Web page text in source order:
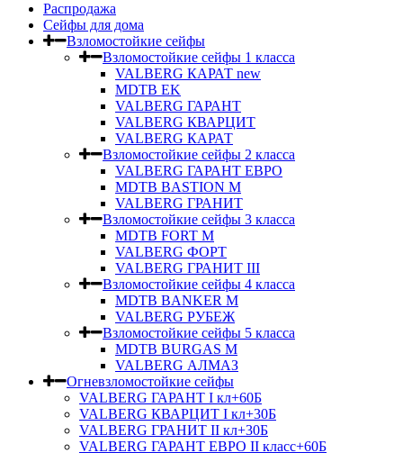
Распродажа
Сейфы для дома
Взломостойкие сейфы
Взломостойкие сейфы 1 класса
VALBERG КАРАТ new
MDTB EK
VALBERG ГАРАНТ
VALBERG КВАРЦИТ
VALBERG КАРАТ
Взломостойкие сейфы 2 класса
VALBERG ГАРАНТ ЕВРО
MDTB BASTION M
VALBERG ГРАНИТ
Взломостойкие сейфы 3 класса
MDTB FORT M
VALBERG ФОРТ
VALBERG ГРАНИТ III
Взломостойкие сейфы 4 класса
MDTB BANKER M
VALBERG РУБЕЖ
Взломостойкие сейфы 5 класса
MDTB BURGAS M
VALBERG АЛМАЗ
Огневзломостойкие сейфы
VALBERG ГАРАНТ I кл+60Б
VALBERG КВАРЦИТ I кл+30Б
VALBERG ГРАНИТ II кл+30Б
VALBERG ГАРАНТ ЕВРО II класс+60Б